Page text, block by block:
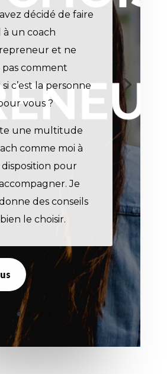
décidé de faire
à un coach
et ne
pas comment
si c’est la personne
vous ?
une multitude
comme moi à
pour
Je
des conseils
le choisir.